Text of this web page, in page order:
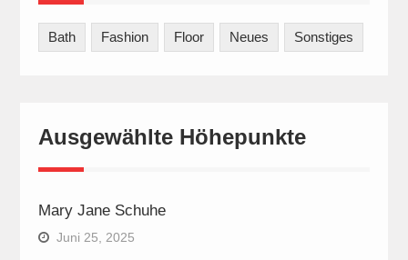
Bath Fashion Floor Neues Sonstiges
Ausgewählte Höhepunkte
Mary Jane Schuhe
Juni 25, 2025